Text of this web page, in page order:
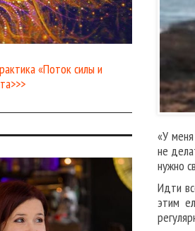
«У
не
нужно
Идти
этим
«Поток силы и